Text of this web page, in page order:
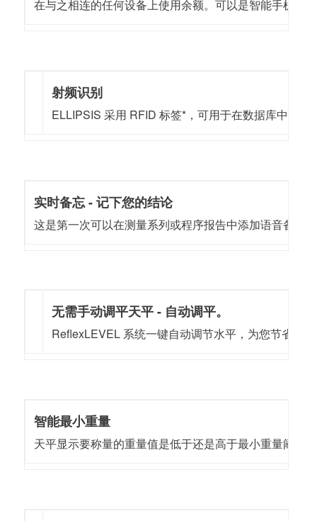
在与之相连的任何设备上使用余额。可以是智能手机、
射频识别
ELLIPSIS 采用 RFID 标签*，可用于在数据库中标
实时备忘 - 记下您的结论
这是第一次可以在测量系列或程序报告中添加语音备忘
无需手动调平天平 - 自动调平。
ReflexLEVEL 系统一键自动调节水平，为您节省时
智能最小重量
天平显示要称量的重量值是低于还是高于最小重量阈值。